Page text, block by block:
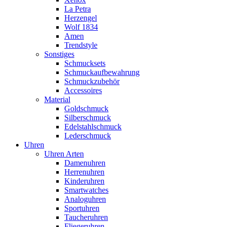
La Petra
Herzengel
Wolf 1834
Amen
Trendstyle
Sonstiges
Schmucksets
Schmuckaufbewahrung
Schmuckzubehör
Accessoires
Material
Goldschmuck
Silberschmuck
Edelstahlschmuck
Lederschmuck
Uhren
Uhren Arten
Damenuhren
Herrenuhren
Kinderuhren
Smartwatches
Analoguhren
Sportuhren
Taucheruhren